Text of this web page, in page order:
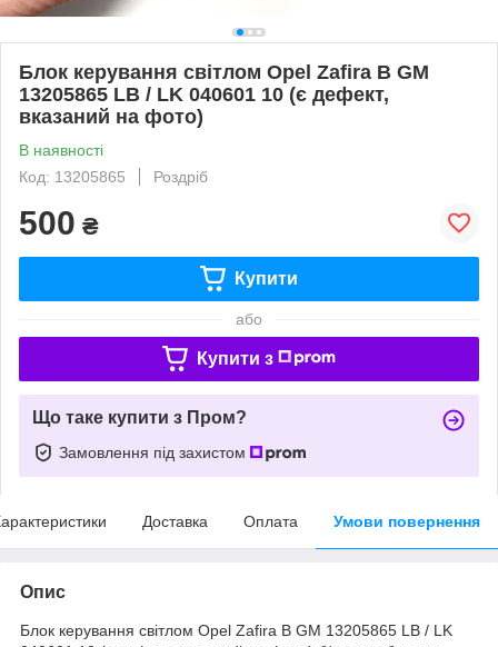
Блок керування світлом Opel Zafira B GM
13205865 LB / LK 040601 10 (є дефект,
вказаний на фото)
В наявності
Код: 13205865
Роздріб
500 ₴
Купити
або
Купити з
Що таке купити з Пром?
Замовлення під захистом
Доставка Оплата Умови повернення
Опис
Блок керування світлом Opel Zafira B GM 13205865 LB / LK